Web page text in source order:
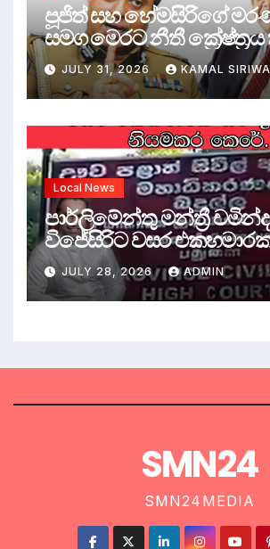
පූජිත් සහ හේමසිරිගේ
සමග මෙරට නීතී
ඇත්තේ කුමක්ද ?
JULY 31, 2026 KAMAL
Local News
පාර්ලිමේන්තු මන්ත්‍රී චමින්ද
විජේසිරිට වසර
දඬුවම්.
JULY 28, 2026 ADMIN
SMN24
SMN24MEDIA